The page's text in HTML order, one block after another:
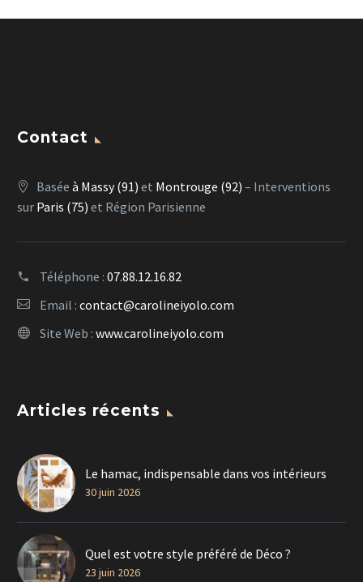
Contact
Basée à Massy (91) et Montrouge (92) – Interventions
sur Paris (75) et Région Parisienne
Téléphone : 07.88.12.16.82
Email : contact@carolineiyolo.com
Site Web : www.carolineiyolo.com
Articles récents
Le hamac, indispensable dans vos intérieurs
30 juin 2026
Quel est votre style préféré de Déco ?
23 juin 2026